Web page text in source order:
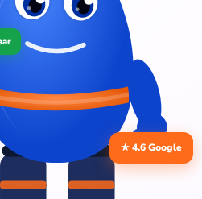
★ 4.6 Google